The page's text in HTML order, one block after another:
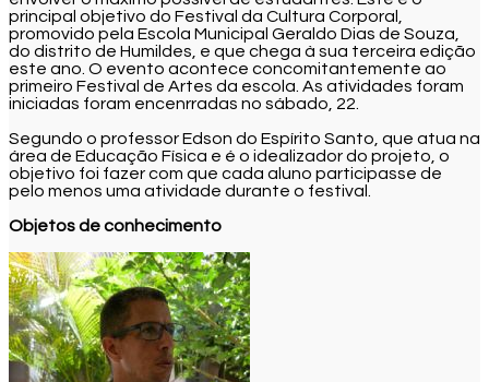
principal objetivo do Festival da Cultura Corporal,
promovido pela Escola Municipal Geraldo Dias de Souza,
do distrito de Humildes, e que chega à sua terceira edição
este ano. O evento acontece concomitantemente ao
primeiro Festival de Artes da escola. As atividades foram
iniciadas foram encenrradas no sábado, 22.
Segundo o professor Edson do Espírito Santo, que atua na
área de Educação Física e é o idealizador do projeto, o
objetivo foi fazer com que cada aluno participasse de
pelo menos uma atividade durante o festival.
Objetos de conhecimento